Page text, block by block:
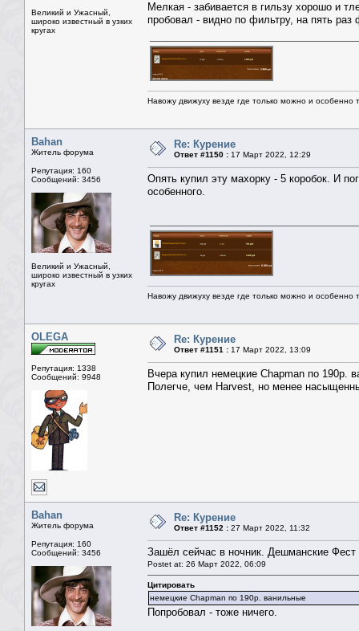
Великий и Ужасный,
широко известный в узких
кругах
Мелкая - забивается в гильзу хорошо и
пробовал - видно по фильтру, на пять
Навожу движуху везде где только можно и особенно
Bahan
Житель форума
Репутация: 160
Сообщений: 3456
Великий и Ужасный,
широко известный в узких
кругах
Re: Курение
Ответ #1150 : 17 Март 2022, 12:29
Опять купил эту махорку - 5 коробок. И
особенного.
Навожу движуху везде где только можно и особенно
OLEGA
Репутация: 1338
Сообщений: 9948
Re: Курение
Ответ #1151 : 17 Март 2022, 13:09
Вчера купил немецкие Chapman по 190р.
Полегче, чем Harvest, но менее
Bahan
Житель форума
Репутация: 160
Сообщений: 3456
Re: Курение
Ответ #1152 : 27 Март 2022, 11:32
Зашёл сейчас в ночник. Дешманские
Postet at: 26 Март 2022, 06:09
Цитировать
немецкие Chapman по 190р. ванильные
Попробовал - тоже ничего.